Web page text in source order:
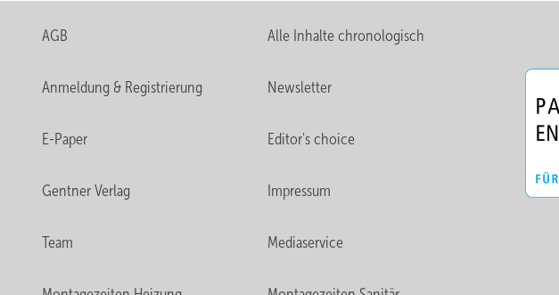
AGB Alle Inhalte chronologisch
Anmeldung & Registrierung Newsletter
E-Paper Editor's choice
Gentner Verlag Impressum
Team Mediaservice